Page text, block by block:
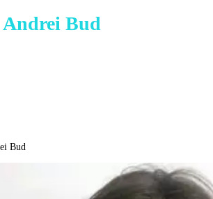
Bud
Bud